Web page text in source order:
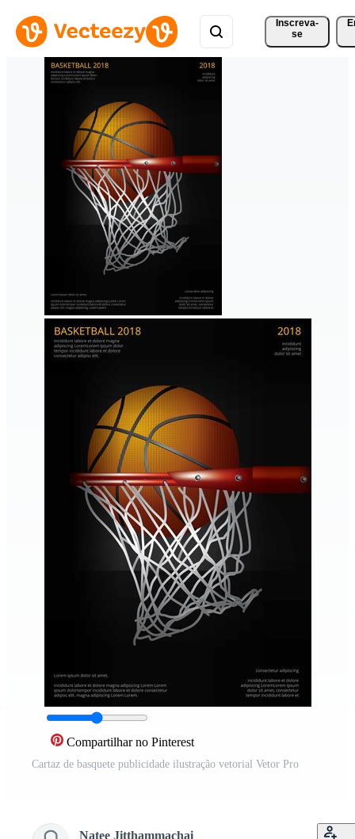
Inscreva-
se
Compartilhar no Pinterest
Cartaz de basquete publicidade ilustração vetorial Vetor Pro
Natee Jitthammachai